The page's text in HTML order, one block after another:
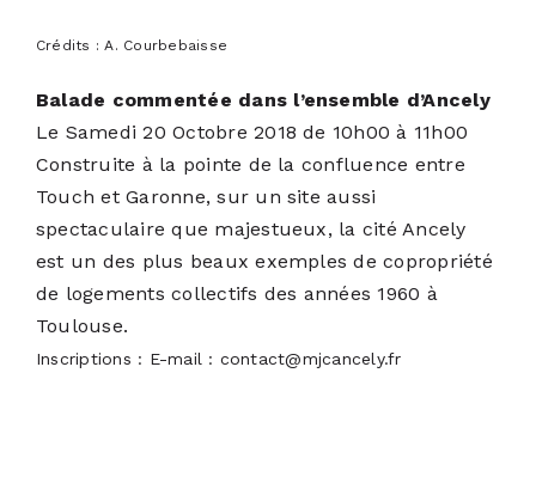
Crédits : A. Courbebaisse
Balade commentée dans l’ensemble d’Ancely
Le Samedi 20 Octobre 2018 de 10h00 à 11h00
Construite à la pointe de la confluence entre
Touch et Garonne, sur un site aussi
spectaculaire que majestueux, la cité Ancely
est un des plus beaux exemples de copropriété
de logements collectifs des années 1960 à
Toulouse.
Inscriptions : E-mail : contact@mjcancely.fr